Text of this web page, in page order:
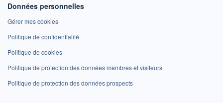
Données personnelles
Gérer mes cookies
Politique de confidentialité
Politique de cookies
Politique de protection des données membres et visiteurs
Politique de protection des données prospects